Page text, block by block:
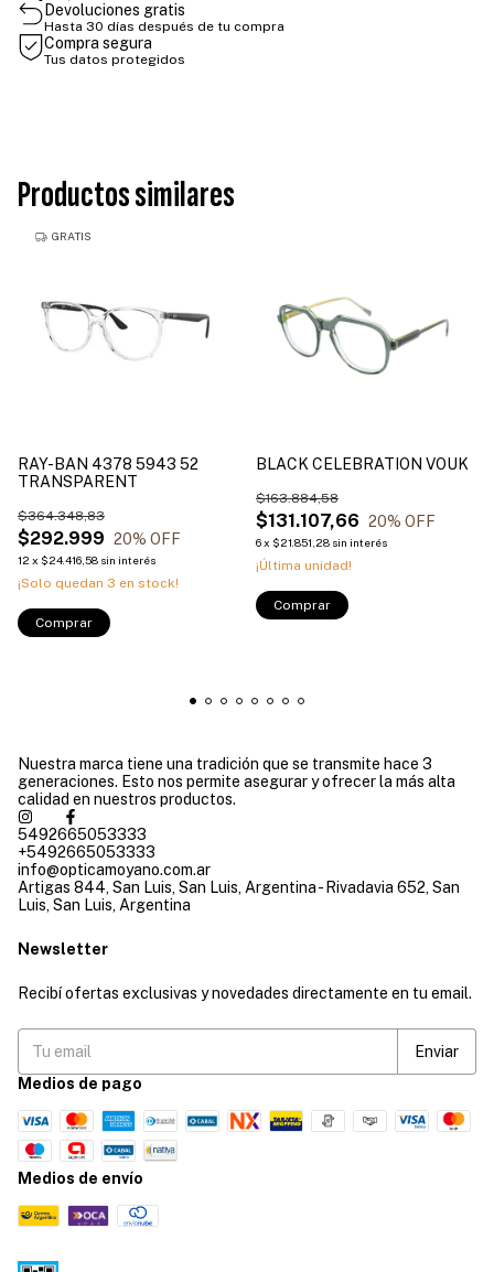
Devoluciones gratis
Hasta 30 días después de tu compra
Compra segura
Tus datos protegidos
Productos similares
GRATIS
RAY-BAN 4378 5943 52
TRANSPARENT
$292.999
$364.348,83
20% OFF
12 x $24.416,58 sin interés
¡Solo quedan 3 en stock!
Comprar
BLACK CELEBRATION VOUK
$131.107,66
$163.884,58
20% OFF
6x $21.851,28 sin interés
¡Última unidad!
Comprar
Nuestra marca tiene una tradición que se transmite hace 3
generaciones. Esto nos permite asegurar y ofrecer la más alta
calidad en nuestros productos.
5492665053333
+5492665053333
info@opticamoyano.com.ar
Artigas 844, San Luis, San Luis, Argentina - Rivadavia 652, San
Luis, San Luis, Argentina
Newsletter
Recibí ofertas exclusivas y novedades directamente en tu email.
Medios de pago
Medios de envío